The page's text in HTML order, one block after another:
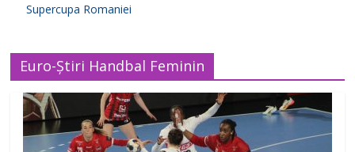
Supercupa Romaniei
Euro-Știri Handbal Feminin